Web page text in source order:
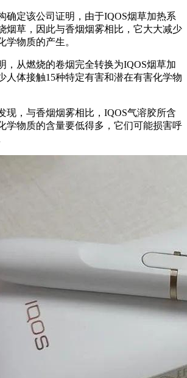
确定该公司证明，由于IQOS烟草加热系
烟草，因此与香烟烟雾相比，它大大减少
学物质的产生。
，从燃烧的卷烟完全转换为IQOS烟草加
人体接触15种特定有害和潜在有害化学物
现，与香烟烟雾相比，IQOS气溶胶所含
学物质的含量要低得多，它们可能损害呼